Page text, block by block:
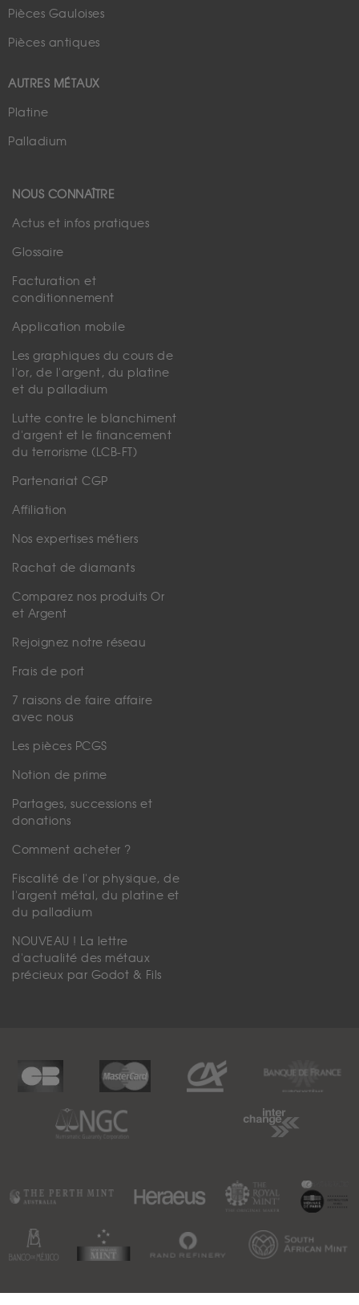
Pièces Gauloises
Pièces antiques
AUTRES MÉTAUX
Platine
Palladium
NOUS CONNAÎTRE
Actus et infos pratiques
Glossaire
Facturation et
conditionnement
Application mobile
Les graphiques du cours de
l'or, de l'argent, du platine
et du palladium
Lutte contre le blanchiment
d'argent et le financement
du terrorisme (LCB-FT)
Partenariat CGP
Affiliation
Nos expertises métiers
Rachat de diamants
Comparez nos produits Or
et Argent
Rejoignez notre réseau
Frais de port
7 raisons de faire affaire
avec nous
Les pièces PCGS
Notion de prime
Partages, successions et
donations
Comment acheter ?
Fiscalité de l'or physique, de
l'argent métal, du platine et
du palladium
NOUVEAU ! La lettre
d'actualité des métaux
précieux par Godot & Fils